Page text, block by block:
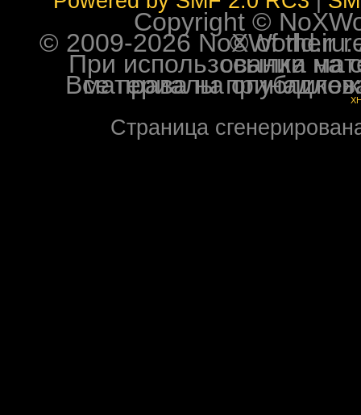
Copyright ©
© 2009-2026 NoXWorld.ru. All
При использовании
Все права на опубликованные на форуме
Страница